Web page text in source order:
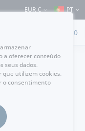
para Portugal e para
EUR € PT
0
a oferecer conteúdo
seus dados.
que utilizem cookies.
o consentimento